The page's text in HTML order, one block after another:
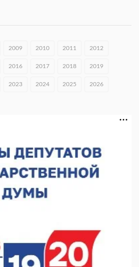
всю ночь... На Нижневолжской
необычный забег
выполнили трансоральную
железе
2009 2010 2011 2012
2016 2017 2018 2019
2023 2024 2025 2026